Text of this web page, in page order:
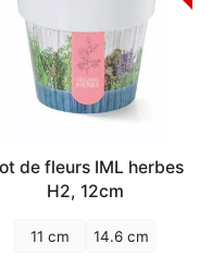
de fleurs IML herbes
H2, 12cm
11 cm 14.6 cm